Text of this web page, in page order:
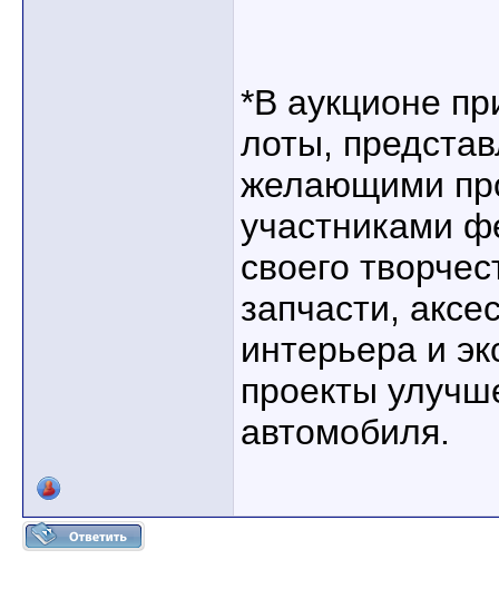
*В аукционе
лоты,
желающими
участниками
своего
запчасти,
интерьера и
проекты
автомобиля.